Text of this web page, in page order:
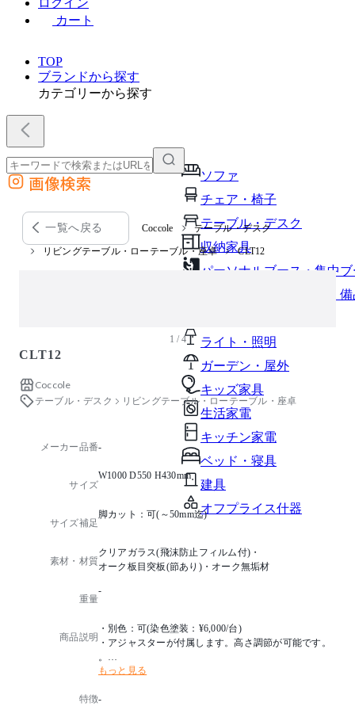
ログイン
カート
TOP
ブランドから探す
カテゴリーから探す
ソファ
チェア・椅子
テーブル・デスク
収納家具
パーソナルブース・集中
オフィスアクセサリー・
ライト・照明
ガーデン・屋外
キッズ家具
生活家電
キッチン家電
ベッド・寝具
建具
オフプライス什器
外部サイトの商品をカートに追加
他のサイトで見つけた商品ページのURLを貼り付けて、カートに追加できます
画像検索
一覧へ戻る Coccole テーブル・デスク
リビングテーブル・ローテーブル・座卓 CLT12
1 / 4
CLT12
Coccole
テーブル・デスク
リビングテーブル・ローテーブル・座卓
メーカー品番-
サイズ
W1000 D550 H430mm
サイズ補足
脚カット：可(～50mm迄)
素材・材質
クリアガラス(飛沫防止フィルム付)・
オーク板目突板(節あり)・オーク無垢材
重量
-
商品説明
・別色：可(染色塗装：¥6,000/台)
・アジャスターが付属します。高さ調節が可能です。
。
・本体には自然素材を使用しております。節の大きさ
さい。
もっと見る
特徴-